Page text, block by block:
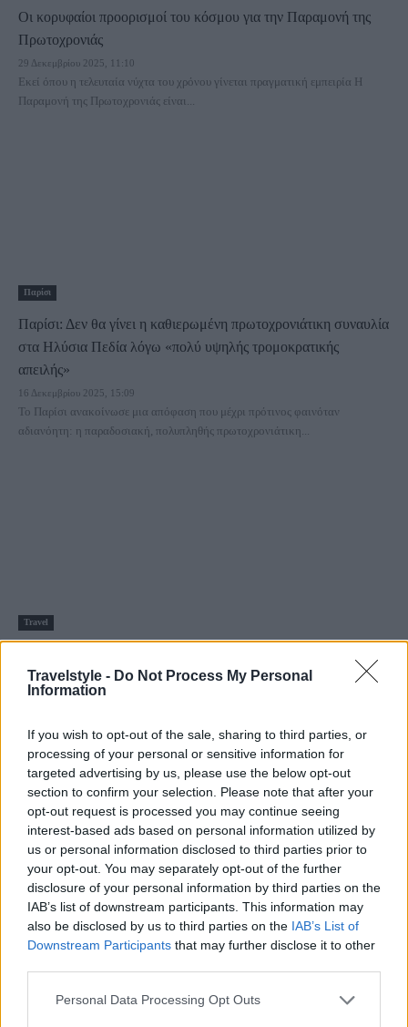
Travelstyle - Do Not Process My Personal
Information
If you wish to opt-out of the sale, sharing to third parties, or
processing of your personal or sensitive information for
targeted advertising by us, please use the below opt-out
section to confirm your selection. Please note that after your
opt-out request is processed you may continue seeing
interest-based ads based on personal information utilized by
us or personal information disclosed to third parties prior to
your opt-out. You may separately opt-out of the further
disclosure of your personal information by third parties on the
IAB’s list of downstream participants. This information may
also be disclosed by us to third parties on the IAB’s List of
Downstream Participants that may further disclose it to other
Please note that this website/app uses one or more Google
Personal Data Processing Opt Outs
Οι κορυφαίοι προορισμοί του κόσμου για την Παραμονή της
Πρωτοχρονιάς
29 Δεκεμβρίου 2025, 11:10
Εκεί όπου η τελευταία νύχτα του χρόνου γίνεται πραγματική εμπειρία Η
Παραμονή της Πρωτοχρονιάς είναι...
Παρίσι
Παρίσι: Δεν θα γίνει η καθιερωμένη πρωτοχρονιάτικη συναυλία
στα Ηλύσια Πεδία λόγω «πολύ υψηλής τρομοκρατικής
απειλής»
16 Δεκεμβρίου 2025, 15:09
Το Παρίσι ανακοίνωσε μια απόφαση που μέχρι πρότινος φαινόταν
αδιανόητη: η παραδοσιακή, πολυπληθής πρωτοχρονιάτικη...
Travel
Πρωτοχρονιάς
παραμονή της...
Εδιμβούργο
4 Νοεμβρίου 2024, 9:50